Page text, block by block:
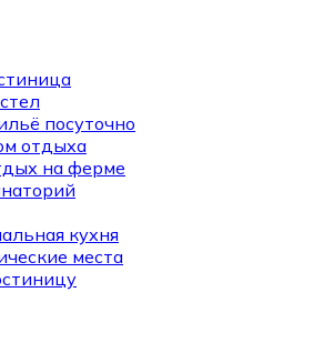
посуточно
отдыха
на ферме
кухня
места